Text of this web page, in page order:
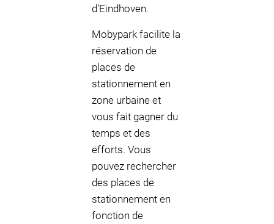
d'Eindhoven.
Mobypark facilite la
réservation de
places de
stationnement en
zone urbaine et
vous fait gagner du
temps et des
efforts. Vous
pouvez rechercher
des places de
stationnement en
fonction de